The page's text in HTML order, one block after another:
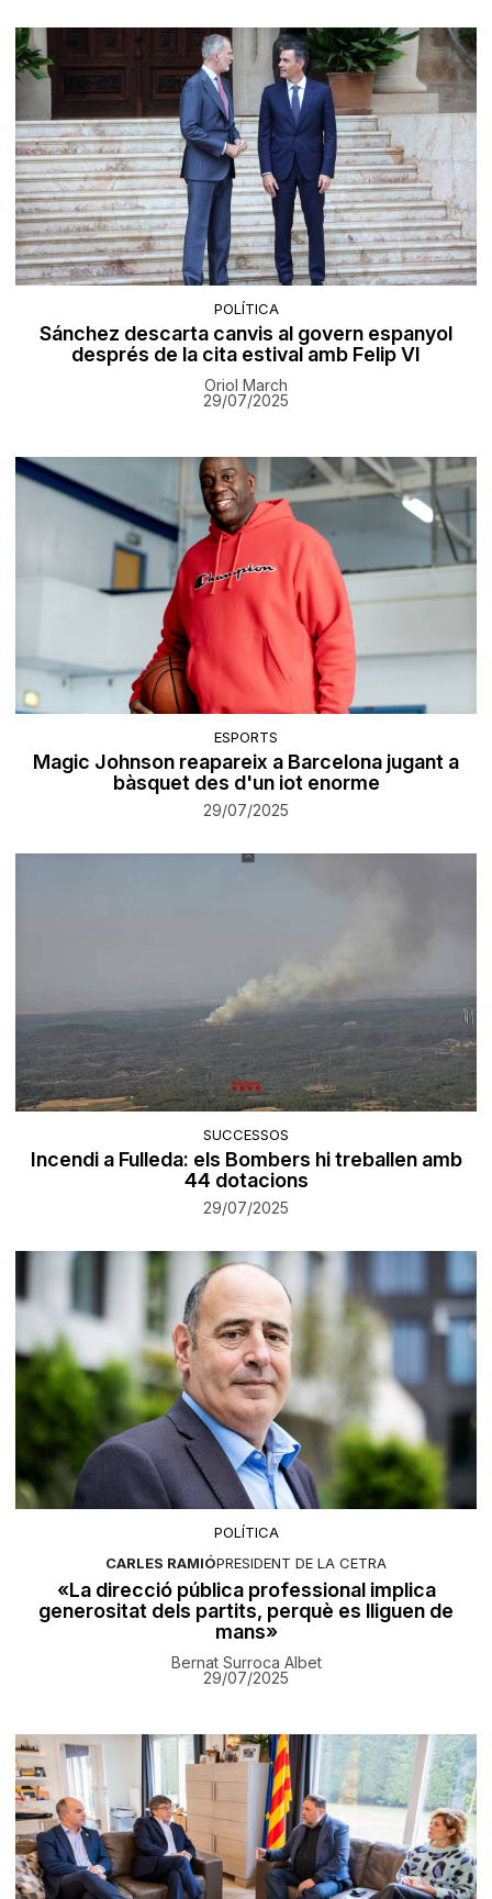
POLÍTICA
Sánchez descarta canvis al govern espanyol
després de la cita estival amb Felip VI
Oriol March
29/07/2025
ESPORTS
Magic Johnson reapareix a Barcelona jugant a
bàsquet des d'un iot enorme
29/07/2025
SUCCESSOS
Incendi a Fulleda: els Bombers hi treballen amb
44 dotacions
29/07/2025
POLÍTICA
CARLES RAMIÓPRESIDENT DE LA CETRA
«La direcció pública professional implica
generositat dels partits, perquè es lliguen de
mans»
Bernat Surroca Albet
29/07/2025